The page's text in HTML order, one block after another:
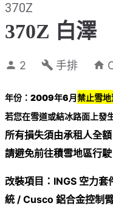
370Z
370Z 白澤
2 手排
年份：2009年6月禁止雪地
若您在雪道或結冰路面上發
所有損失須由承租人全額
請避免前往積雪地區行
改裝項目： INGS 空力套
統 / Cusco 鋁合金控制